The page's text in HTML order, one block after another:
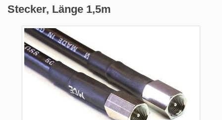
Stecker, Länge 1,5m